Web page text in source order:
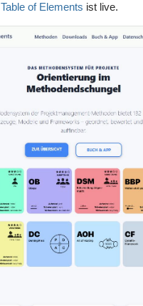
Table of Elements ist live.